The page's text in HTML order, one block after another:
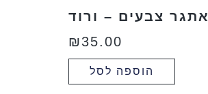
אתגר צבעים – ורוד
₪35.00
הוספה לסל